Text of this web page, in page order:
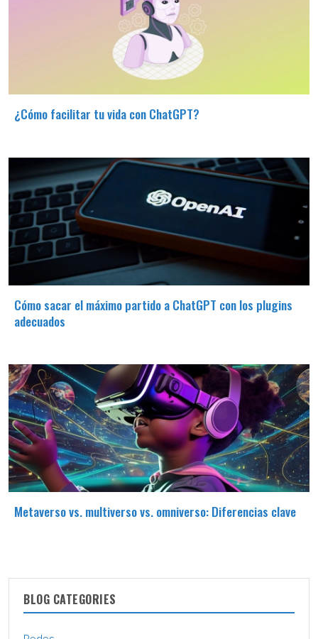
¿Cómo facilitar tu vida con ChatGPT?
Cómo sacar el máximo partido a ChatGPT con los plugins
adecuados
Metaverso vs. multiverso vs. omniverso: Diferencias clave
BLOG CATEGORIES